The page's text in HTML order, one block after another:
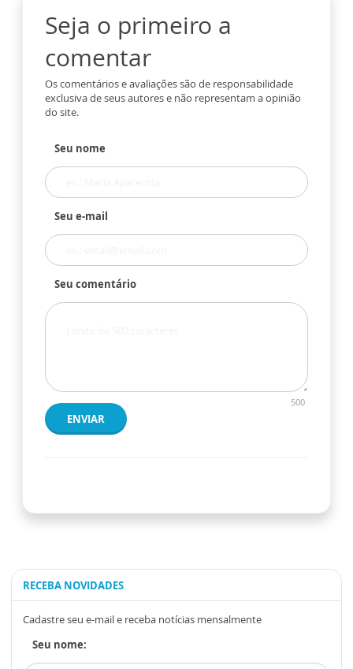
Seja o primeiro a
comentar
Os comentários e avaliações são de responsabilidade
exclusiva de seus autores e não representam a opinião
do site.
Seu nome
Seu e-mail
Seu comentário
500
ENVIAR
RECEBA NOVIDADES
Cadastre seu e-mail e receba notícias mensalmente
Seu nome: